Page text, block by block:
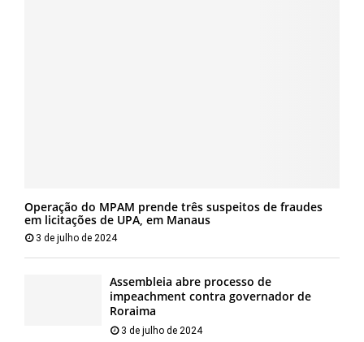
Operação do MPAM prende três suspeitos de fraudes
em licitações de UPA, em Manaus
3 de julho de 2024
Assembleia abre processo de
impeachment contra governador de
Roraima
3 de julho de 2024